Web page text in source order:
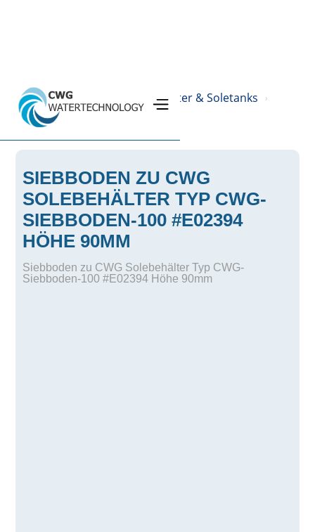
Home › Produkte PE-Behälter & Soletanks ›
Solebehälter ›
SIEBBODEN ZU CWG
SOLEBEHÄLTER TYP CWG-
SIEBBODEN-100 #E02394
HÖHE 90MM
Siebboden zu CWG Solebehälter Typ CWG-
Siebboden-100 #E02394 Höhe 90mm